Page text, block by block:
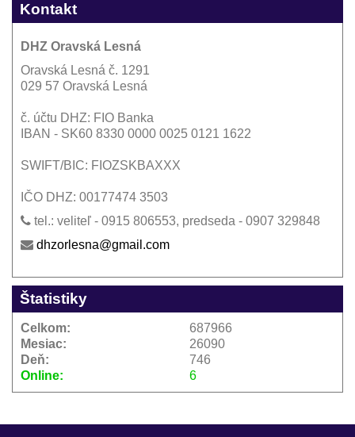
Kontakt
DHZ Oravská Lesná
Oravská Lesná č. 1291
029 57 Oravská Lesná
č. účtu DHZ: FIO Banka
IBAN - SK60 8330 0000 0025 0121 1622
SWIFT/BIC: FIOZSKBAXXX
IČO DHZ: 00177474 3503
tel.: veliteľ - 0915 806553, predseda - 0907 329848
dhzorlesna@gmail.com
Štatistiky
Online: 6
Celkom:
687966
Mesiac:
26090
Deň:
746